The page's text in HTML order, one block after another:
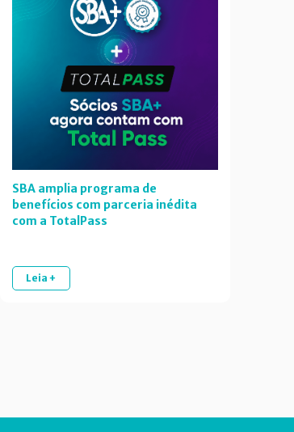
SBA amplia programa de
benefícios com parceria inédita
com a TotalPass
Leia +